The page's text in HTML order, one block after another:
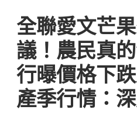
全聯愛文芒
議！農民真
行曝價格下
產季行情：